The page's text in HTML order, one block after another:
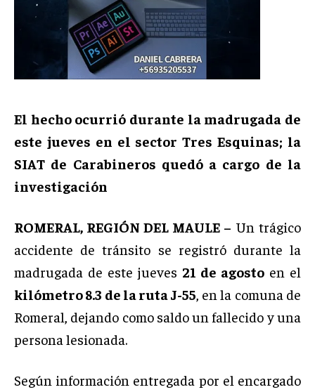
El hecho ocurrió durante la madrugada de
este jueves en el sector Tres Esquinas; la
SIAT de Carabineros quedó a cargo de la
investigación
ROMERAL, REGIÓN DEL MAULE – Un trágico
accidente de tránsito se registró durante la
madrugada de este jueves 21 de agosto en el
kilómetro 8.3 de la ruta J-55 , en la comuna de
Romeral, dejando como saldo un fallecido y una
persona lesionada.
Según información entregada por el encargado